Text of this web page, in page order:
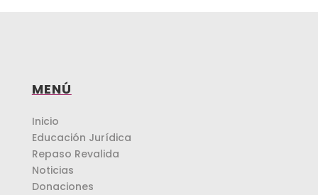
MENÚ
Inicio
Educación Jurídica
Repaso Revalida
Noticias
Donaciones